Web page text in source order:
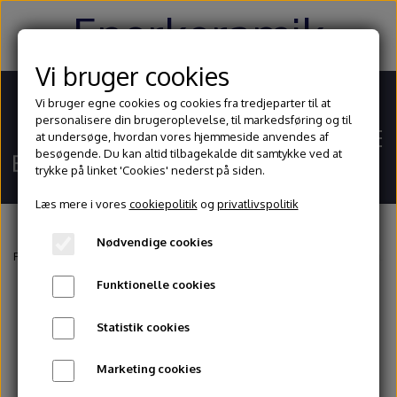
Enerkeramik
Blog
Forside
Vi bruger cookies
Vi bruger egne cookies og cookies fra tredjeparter til at
personalisere din brugeroplevelse, til markedsføring og til
at undersøge, hvordan vores hjemmeside anvendes af
besøgende. Du kan altid tilbagekalde dit samtykke ved at
trykke på linket 'Cookies' nederst på siden.
Læs mere i vores cookiepolitik og privatlivspolitik
Nødvendige cookies
Funktionelle cookies
Statistik cookies
Marketing cookies